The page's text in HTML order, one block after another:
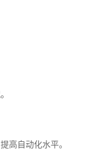
高自动化水平。